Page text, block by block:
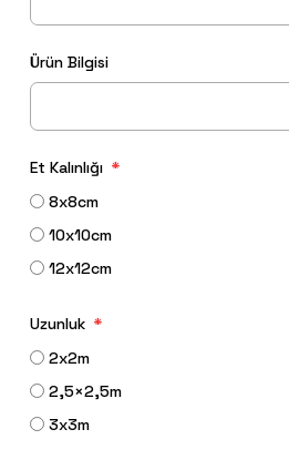
Ürün Bilgisi
Et Kalınlığı
8x8cm
10x10cm
12x12cm
Uzunluk
2x2m
2,5×2,5m
3x3m